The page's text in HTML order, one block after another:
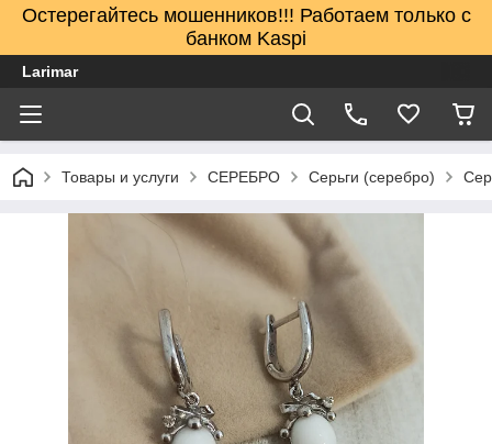
Остерегайтесь мошенников!!! Работаем только с
банком Kaspi
Larimar
Товары и услуги СЕРЕБРО Серьги (серебро)